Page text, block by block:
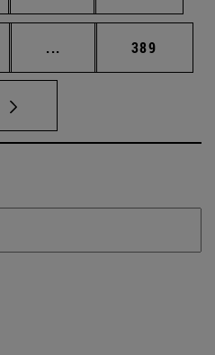
... Páginas intermedias
Página
389